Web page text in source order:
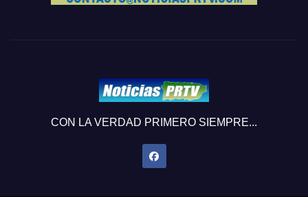
CON LA VERDAD PRIMERO SIEMPRE...